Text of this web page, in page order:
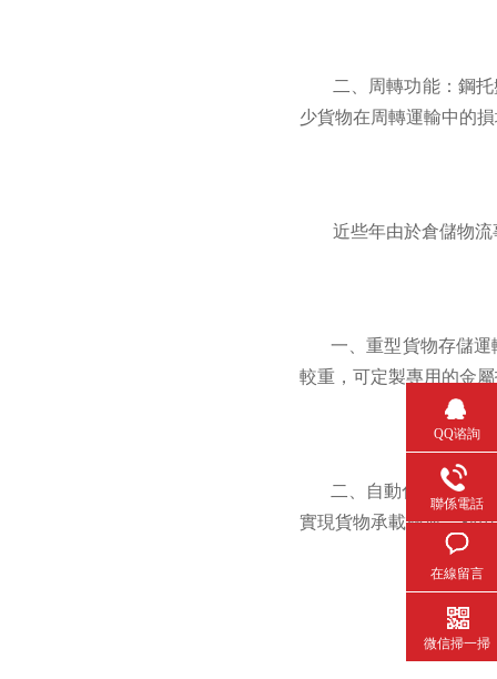
二、周轉功能：
少貨物在周轉運輸中的損
近些年由於倉儲物流
一、重型貨物存儲
較重，可定製專用的金屬托
二、自動化立體倉
實現貨物承載搬運，利
QQ谘詢
聯係電話
在線留言
微信掃一掃